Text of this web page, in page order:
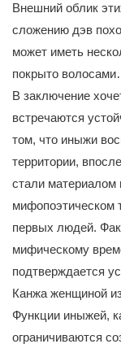
Внешний облик
сложению дэв
может иметь
покрыто
В заключение
встречаются
том, что иныжи
территории,
стали материалом
мифопоэтическом
первых людей.
мифическому
подтверждается
Канжа женщиной
Функции иныжей,
ограничиваются